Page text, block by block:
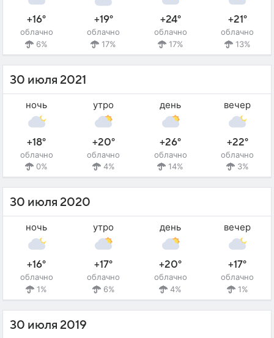
+16°
облачно
6%
+19°
облачно
17%
+24°
облачно
17%
+21°
облачно
13%
30 июля 2021
ночь
+18°
облачно
0%
утро
+20°
облачно
4%
день
+26°
облачно
14%
вечер
+22°
облачно
3%
30 июля 2020
ночь
+16°
облачно
1%
утро
+17°
облачно
6%
день
+20°
облачно
4%
вечер
+17°
облачно
1%
30 июля 2019